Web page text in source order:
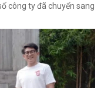
công ty đã chuyển sang